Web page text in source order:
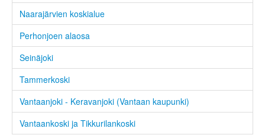
Naarajärvien koskialue
Perhonjoen alaosa
Seinäjoki
Tammerkoski
Vantaanjoki - Keravanjoki (Vantaan kaupunki)
Vantaankoski ja Tikkurilankoski